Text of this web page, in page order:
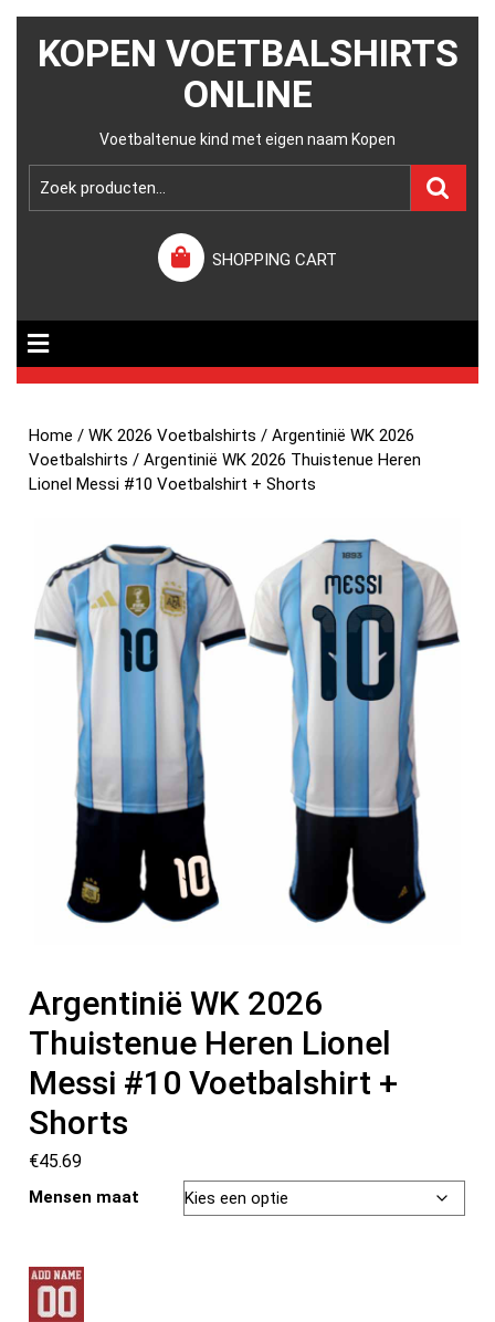
KOPEN VOETBALSHIRTS
ONLINE
Voetbaltenue kind met eigen naam Kopen
SHOPPING CART
Home /WK 2026 Voetbalshirts /Argentinië WK 2026
Voetbalshirts / Argentinië WK 2026 Thuistenue Heren
Lionel Messi #10 Voetbalshirt + Shorts
Argentinië WK 2026
Thuistenue Heren Lionel
Messi #10 Voetbalshirt +
Shorts
€45.69
Mensen maat